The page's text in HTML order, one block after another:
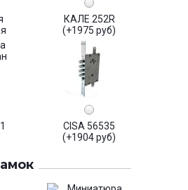
КАЛЕ 252R
(+1975 руб)
CISA 56535
(+1904 руб)